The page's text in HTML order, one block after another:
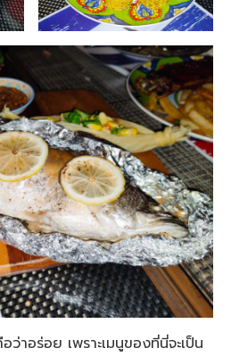
ว่าอร่อย เพราะเมนูของที่นี่จะเป็น